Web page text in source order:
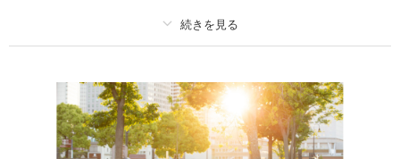
このプランで撮影可能な撮影レポート
撮影場所：大桟橋（神奈川）
撮影料 新婦衣装1着 新郎衣装1着
着付け ヘアメイク 小物一式
アルバム データ 200 カット 台紙付写真